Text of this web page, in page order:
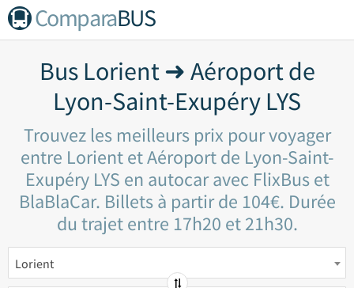
ComparaBUS
Bus Lorient ➜ Aéroport de
Lyon-Saint-Exupéry LYS
Trouvez les meilleurs prix pour voyager
entre Lorient et Aéroport de Lyon-Saint-
Exupéry LYS en autocar avec FlixBus et
BlaBlaCar. Billets à partir de 104€. Durée
du trajet entre 17h20 et 21h30.
Lorient